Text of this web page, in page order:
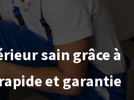
sain grâce à
et garantie